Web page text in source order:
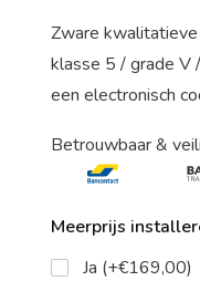
Zware
klasse 5 / grade V
een electronisch
Betrouwbaar &
Meerprijs
Ja (+€169,00)